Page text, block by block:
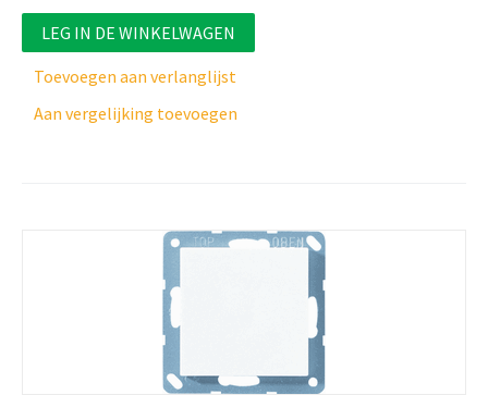
LEG IN DE WINKELWAGEN
Toevoegen aan verlanglijst
Aan vergelijking toevoegen